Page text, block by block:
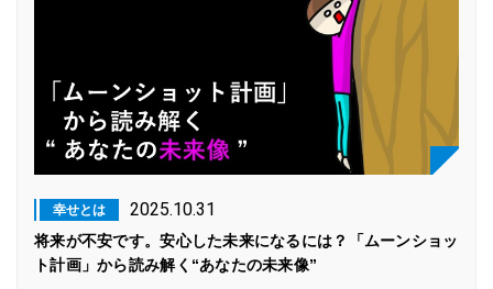
幸せとは 2025.10.31
将来が不安です。安心した未来になるには？「ムーンショッ
ト計画」から読み解く“あなたの未来像”